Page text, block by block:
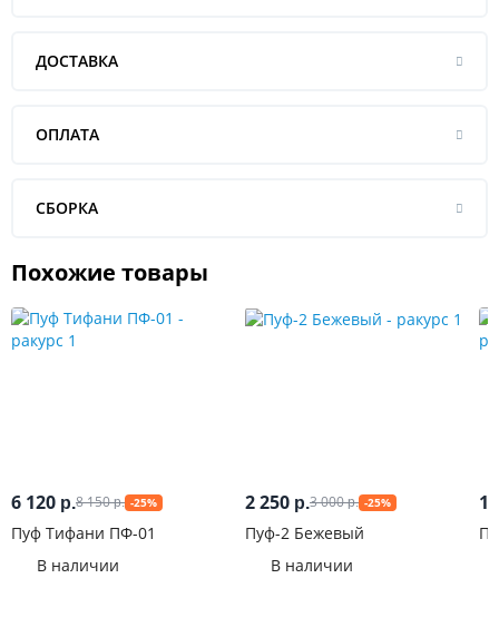
ДОСТАВКА
ОПЛАТА
СБОРКА
Похожие товары
6 120 р.8 150р. -25%
Пуф Тифани ПФ-01
В наличии
2 250 р.3 000р. -25%
Пуф-2 Бежевый
В наличии